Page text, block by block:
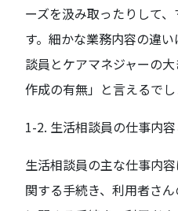
ーズを汲み取ったりして
す。細かな業務内容の違
談員とケアマネジャーの
作成の有無」と言えるでし
1-2. 生活相談員の仕事内
生活相談員の主な仕事内
関する手続き、利用者さ